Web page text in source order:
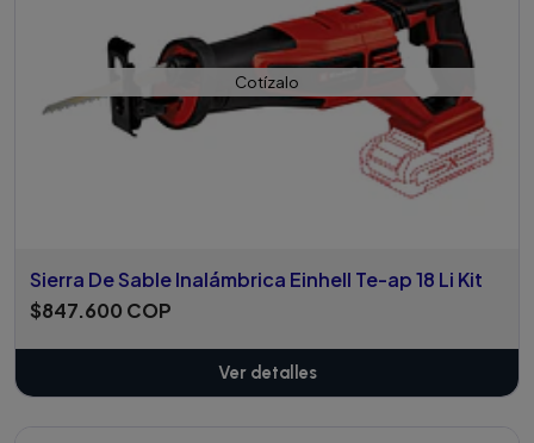
Cotízalo
Sierra De Sable Inalámbrica Einhell Te-ap 18 Li Kit
$847.600 COP
Ver detalles